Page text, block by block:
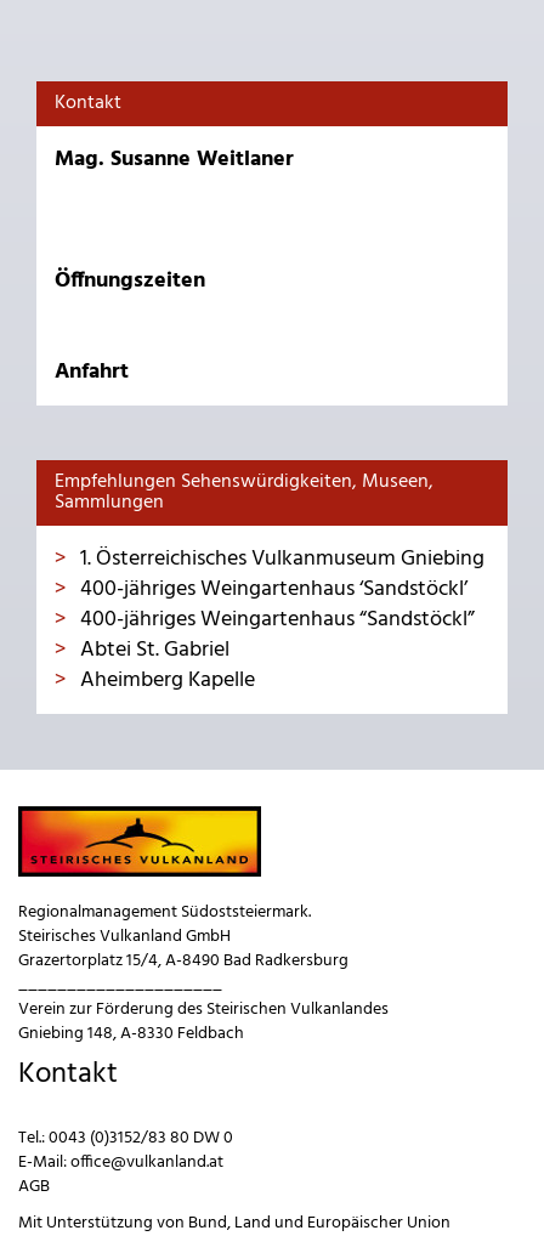
Kontakt
Mag. Susanne Weitlaner
Öffnungszeiten
Anfahrt
Empfehlungen Sehenswürdigkeiten, Museen,
Sammlungen
1. Österreichisches Vulkanmuseum Gniebing
400-jähriges Weingartenhaus ‘Sandstöckl’
400-jähriges Weingartenhaus “Sandstöckl”
Abtei St. Gabriel
Aheimberg Kapelle
Regionalmanagement Südoststeiermark.
Steirisches Vulkanland GmbH
Grazertorplatz 15/4, A-8490 Bad Radkersburg
_____________________
Verein zur Förderung des Steirischen Vulkanlandes
Gniebing 148, A-8330 Feldbach
Kontakt
Tel.:0043 (0)3152/83 80 DW 0
E-Mail:office@vulkanland.at
AGB
Mit Unterstützung von Bund,Land und Europäischer Union